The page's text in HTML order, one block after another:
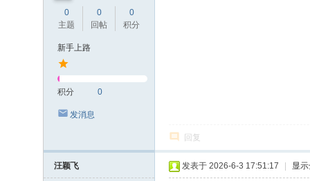
0
主题
0
回帖
0
积分
新手上路
积分 0
发消息
回复
汪颖飞 发表于 2026-6-3 17:51:17 显